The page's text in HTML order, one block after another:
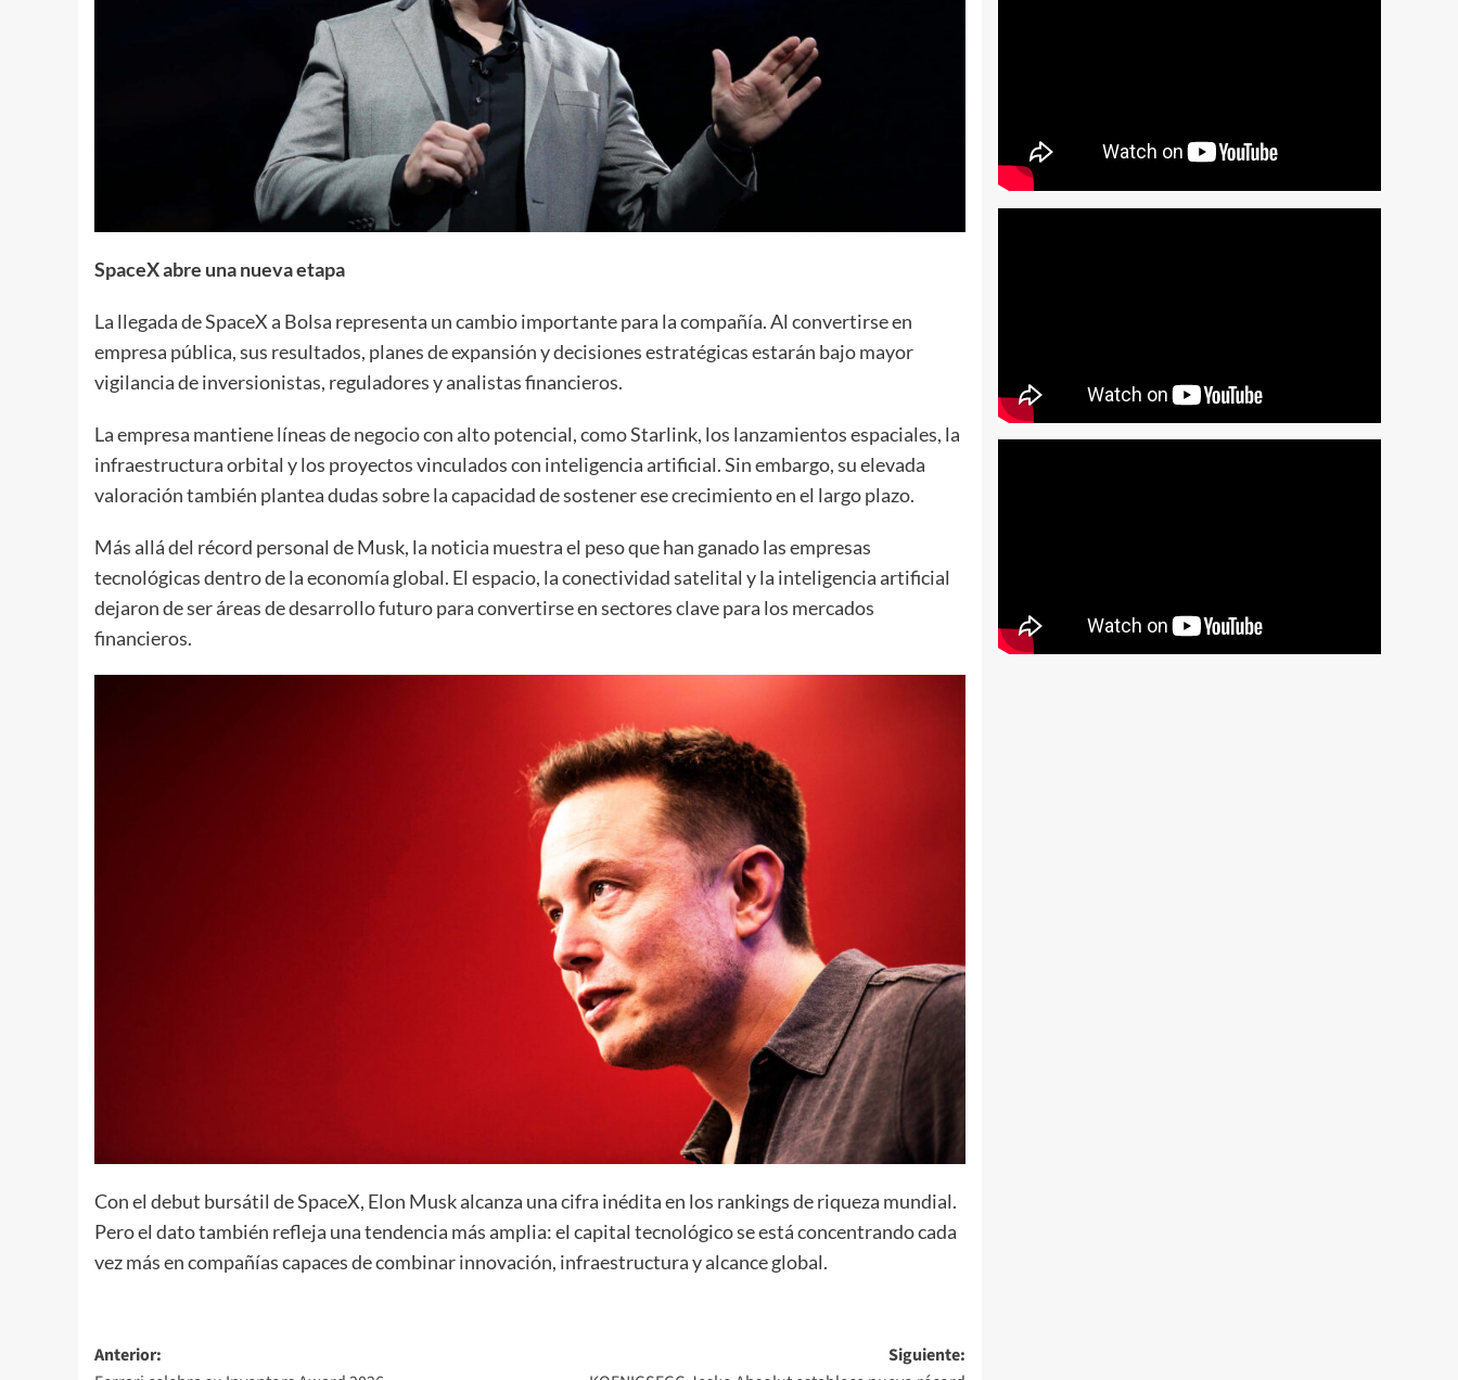
SpaceX abre una nueva etapa
La llegada de SpaceX a Bolsa representa un cambio importante para la compañía. Al convertirse en
empresa pública, sus resultados, planes de expansión y decisiones estratégicas estarán bajo mayor
vigilancia de inversionistas, reguladores y analistas financieros.
La empresa mantiene líneas de negocio con alto potencial, como Starlink, los lanzamientos espaciales, la
infraestructura orbital y los proyectos vinculados con inteligencia artificial. Sin embargo, su elevada
valoración también plantea dudas sobre la capacidad de sostener ese crecimiento en el largo plazo.
Más allá del récord personal de Musk, la noticia muestra el peso que han ganado las empresas
tecnológicas dentro de la economía global. El espacio, la conectividad satelital y la inteligencia artificial
dejaron de ser áreas de desarrollo futuro para convertirse en sectores clave para los mercados
financieros.
Con el debut bursátil de SpaceX, Elon Musk alcanza una cifra inédita en los rankings de riqueza mundial.
Pero el dato también refleja una tendencia más amplia: el capital tecnológico se está concentrando cada
vez más en compañías capaces de combinar innovación, infraestructura y alcance global.
Navegación
Anterior:
Siguiente: